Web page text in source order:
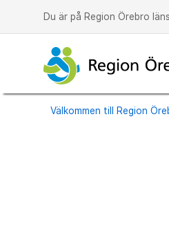
Du är på Region Örebro
Välkommen till Region